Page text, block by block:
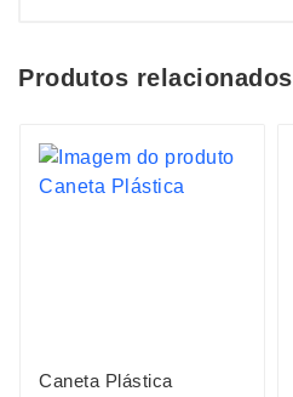
Produtos relacionados
Caneta Plástica